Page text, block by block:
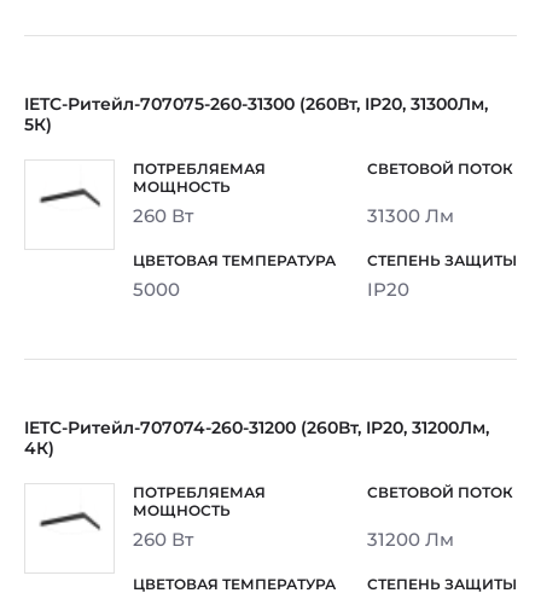
IETC-Ритейл-707075-260-31300 (260Вт, IP20, 31300Лм,
5К)
260 Вт 31300 Лм
5000 IP20
IETC-Ритейл-707074-260-31200 (260Вт, IP20, 31200Лм,
4К)
260 Вт 31200 Лм